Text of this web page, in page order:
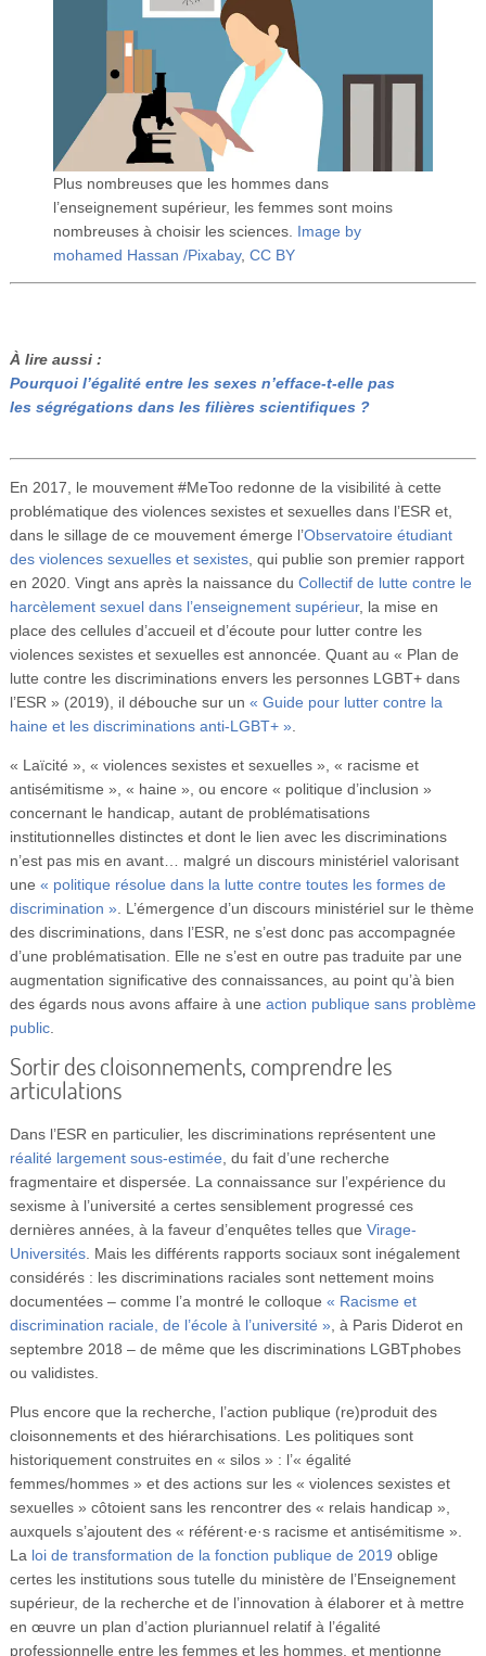
Plus nombreuses que les hommes dans
l’enseignement supérieur, les femmes sont moins
nombreuses à choisir les sciences. Image by
mohamed Hassan /Pixabay, CC BY
À lire aussi :
Pourquoi l’égalité entre les sexes n’efface-t-elle pas
les ségrégations dans les filières scientifiques ?
En 2017, le mouvement #MeToo redonne de la visibilité à cette
problématique des violences sexistes et sexuelles dans l’ESR et,
dans le sillage de ce mouvement émerge l’Observatoire étudiant
des violences sexuelles et sexistes, qui publie son premier rapport
en 2020. Vingt ans après la naissance du Collectif de lutte contre le
harcèlement sexuel dans l’enseignement supérieur, la mise en
place des cellules d’accueil et d’écoute pour lutter contre les
violences sexistes et sexuelles est annoncée. Quant au « Plan de
lutte contre les discriminations envers les personnes LGBT+ dans
l’ESR » (2019), il débouche sur un « Guide pour lutter contre la
haine et les discriminations anti-LGBT+ ».
« Laïcité », « violences sexistes et sexuelles », « racisme et
antisémitisme », « haine », ou encore « politique d’inclusion »
concernant le handicap, autant de problématisations
institutionnelles distinctes et dont le lien avec les discriminations
n’est pas mis en avant… malgré un discours ministériel valorisant
une « politique résolue dans la lutte contre toutes les formes de
discrimination ». L’émergence d’un discours ministériel sur le thème
des discriminations, dans l’ESR, ne s’est donc pas accompagnée
d’une problématisation. Elle ne s’est en outre pas traduite par une
augmentation significative des connaissances, au point qu’à bien
des égards nous avons affaire à une action publique sans problème
public.
Sortir des cloisonnements, comprendre les
articulations
Dans l’ESR en particulier, les discriminations représentent une
réalité largement sous-estimée, du fait d’une recherche
fragmentaire et dispersée. La connaissance sur l’expérience du
sexisme à l’université a certes sensiblement progressé ces
dernières années, à la faveur d’enquêtes telles que Virage-
Universités. Mais les différents rapports sociaux sont inégalement
considérés : les discriminations raciales sont nettement moins
documentées – comme l’a montré le colloque « Racisme et
discrimination raciale, de l’école à l’université », à Paris Diderot en
septembre 2018 – de même que les discriminations LGBTphobes
ou validistes.
Plus encore que la recherche, l’action publique (re)produit des
cloisonnements et des hiérarchisations. Les politiques sont
historiquement construites en « silos » : l’« égalité
femmes/hommes » et des actions sur les « violences sexistes et
sexuelles » côtoient sans les rencontrer des « relais handicap »,
auxquels s’ajoutent des « référent·e·s racisme et antisémitisme ».
La loi de transformation de la fonction publique de 2019 oblige
certes les institutions sous tutelle du ministère de l’Enseignement
supérieur, de la recherche et de l’innovation à élaborer et à mettre
en œuvre un plan d’action pluriannuel relatif à l’égalité
professionnelle entre les femmes et les hommes, et mentionne